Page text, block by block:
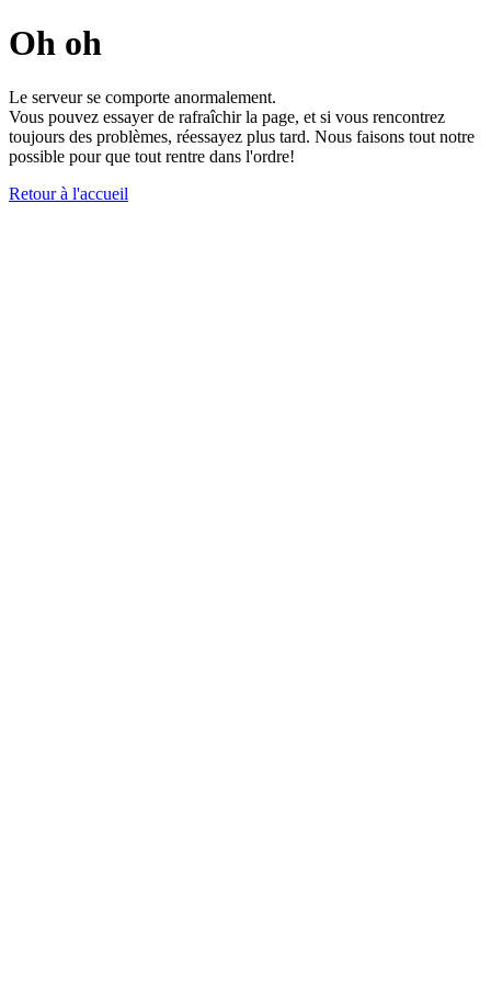
Oh oh
Le serveur se comporte anormalement.
Vous pouvez essayer de rafraîchir la page, et si vous rencontrez
toujours des problèmes, réessayez plus tard. Nous faisons tout notre
possible pour que tout rentre dans l'ordre!
Retour à l'accueil